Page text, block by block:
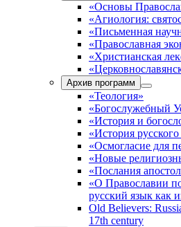
«Основы
«Агиология:
«Письменная
«Православная
«Христианская
Архив программ
«Теология»
«Богослужебный
«История и
«История
«Осмогласие для
«Новые
«Послания
«О Православии
русский язык как
Old Believers:
17th century